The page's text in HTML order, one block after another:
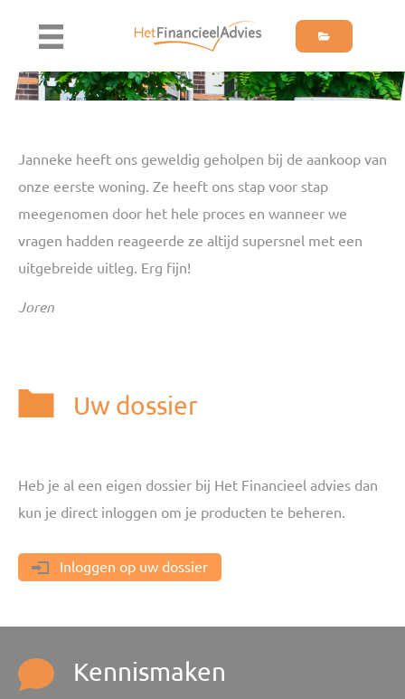
Janneke heeft ons geweldig geholpen bij de aankoop van
onze eerste woning. Ze heeft ons stap voor stap
meegenomen door het hele proces en wanneer we
vragen hadden reageerde ze altijd supersnel met een
uitgebreide uitleg. Erg fijn!
Joren
Uw dossier
Heb je al een eigen dossier bij Het Financieel advies dan
kun je direct inloggen om je producten te beheren.
Inloggen op uw dossier
Kennismaken